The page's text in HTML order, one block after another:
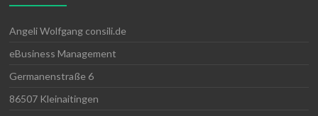
Angeli Wolfgang consili.de
eBusiness Management
Germanenstraße 6
86507 Kleinaitingen